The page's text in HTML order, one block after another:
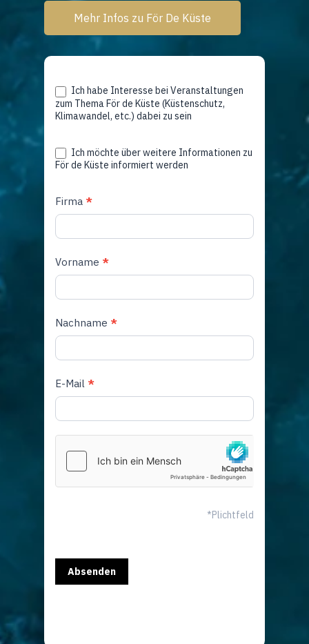
Mehr Infos zu För De Küste
Umfrage
För
De
Ich habe Interesse bei Veranstaltungen
zum Thema För de Küste (Küstenschutz,
Klimawandel, etc.) dabei zu sein
Ich möchte über weitere Informationen zu
För de Küste informiert werden
Firma *
Vorname *
Nachname *
E-Mail *
*Plichtfeld
Absenden